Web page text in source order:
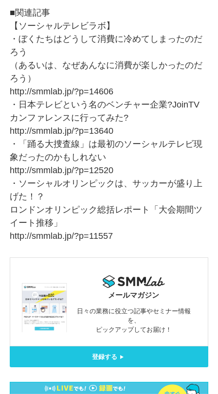
■関連記事
【ソーシャルテレビラボ】
・ぼくたちはどうして消費に冷めてしまったのだ
ろう
（あるいは、なぜあんなに消費が楽しかったのだ
ろう）
http://smmlab.jp/?p=14606
・日本テレビという名のベンチャー企業?JoinTV
カンファレンスに行ってみた?
http://smmlab.jp/?p=13640
・「踊る大捜査線」は最初のソーシャルテレビ現
象だったのかもしれない
http://smmlab.jp/?p=12520
・ソーシャルオリンピックは、サッカーが盛り上
げた！？
ロンドンオリンピック総括レポート「大会期間ツ
イート推移」
http://smmlab.jp/?p=11557
メールマガジン
日々の業務に役立つ記事やセミナー情報
を、
ピックアップしてお届け！
登録する